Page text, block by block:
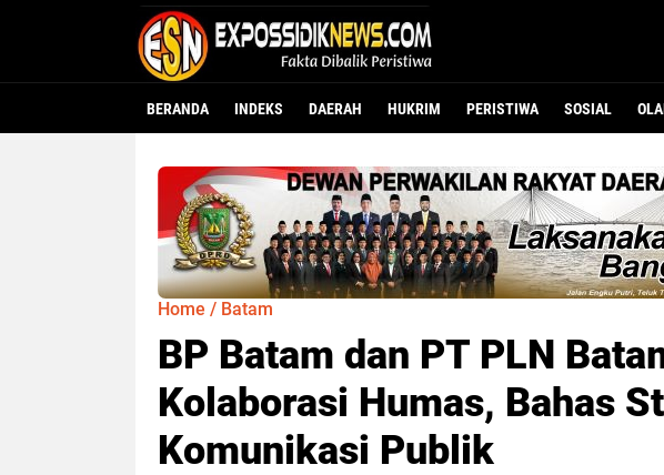
BERANDA INDEKS DAERAH HUKRIM PERISTIWA SOSIAL
Home / Batam
BP Batam dan PT PLN
Kolaborasi Humas, Bahas
Komunikasi Publik